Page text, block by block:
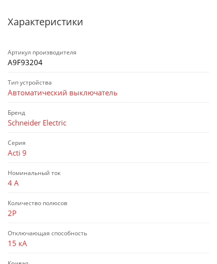
Характеристики
Артикул производителя
A9F93204
Тип устройства
Автоматический выключатель
Бренд
Schneider Electric
Серия
Acti 9
Номинальный ток
4 А
Количество полюсов
2P
Отключающая способность
15 кА